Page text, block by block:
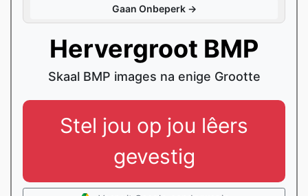
Gaan Onbeperk →
Hervergroot BMP
Skaal BMP images na enige Grootte
Stel jou op jou lêers
gevestig